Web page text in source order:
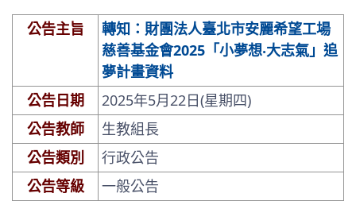
公告主旨
轉知：財團法人臺北市安麗希望工場
慈善基金會2025「小夢想‧大志氣」追
夢計畫資料
公告日期
2025年5月22日(星期四)
公告教師
生教組長
公告類別
行政公告
公告等級
一般公告